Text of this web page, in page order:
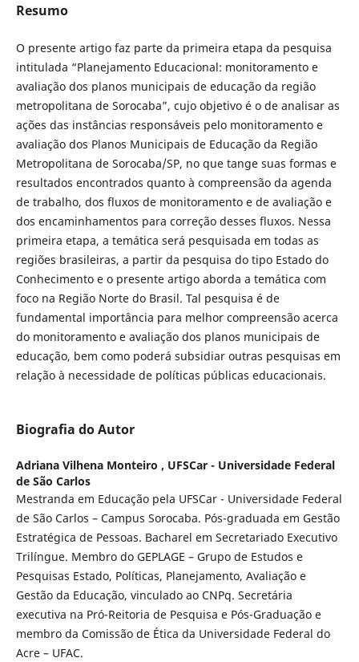
Resumo
O presente artigo faz parte da primeira etapa da pesquisa
intitulada “Planejamento Educacional: monitoramento e
avaliação dos planos municipais de educação da região
metropolitana de Sorocaba”, cujo objetivo é o de analisar as
ações das instâncias responsáveis pelo monitoramento e
avaliação dos Planos Municipais de Educação da Região
Metropolitana de Sorocaba/SP, no que tange suas formas e
resultados encontrados quanto à compreensão da agenda
de trabalho, dos fluxos de monitoramento e de avaliação e
dos encaminhamentos para correção desses fluxos. Nessa
primeira etapa, a temática será pesquisada em todas as
regiões brasileiras, a partir da pesquisa do tipo Estado do
Conhecimento e o presente artigo aborda a temática com
foco na Região Norte do Brasil. Tal pesquisa é de
fundamental importância para melhor compreensão acerca
do monitoramento e avaliação dos planos municipais de
educação, bem como poderá subsidiar outras pesquisas em
relação à necessidade de políticas públicas educacionais.
Biografia do Autor
Adriana Vilhena Monteiro , UFSCar - Universidade Federal
de São Carlos
Mestranda em Educação pela UFSCar - Universidade Federal
de São Carlos – Campus Sorocaba. Pós-graduada em Gestão
Estratégica de Pessoas. Bacharel em Secretariado Executivo
Trilíngue. Membro do GEPLAGE – Grupo de Estudos e
Pesquisas Estado, Políticas, Planejamento, Avaliação e
Gestão da Educação, vinculado ao CNPq. Secretária
executiva na Pró-Reitoria de Pesquisa e Pós-Graduação e
membro da Comissão de Ética da Universidade Federal do
Acre – UFAC.